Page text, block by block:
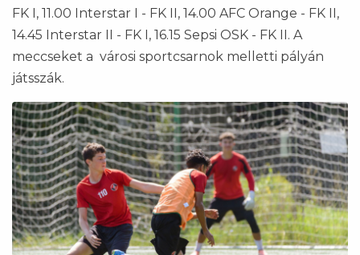
FK I, 11.00 Interstar I - FK II, 14.00 AFC Orange - FK II,
14.45 Interstar II - FK I, 16.15 Sepsi OSK - FK II. A
meccseket a városi sportcsarnok melletti pályán
játsszák.